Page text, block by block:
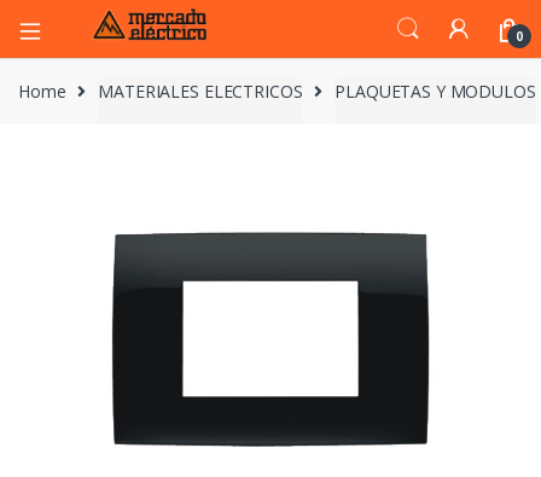
0
Home MATERIALES ELECTRICOS PLAQUETAS Y MODULOS